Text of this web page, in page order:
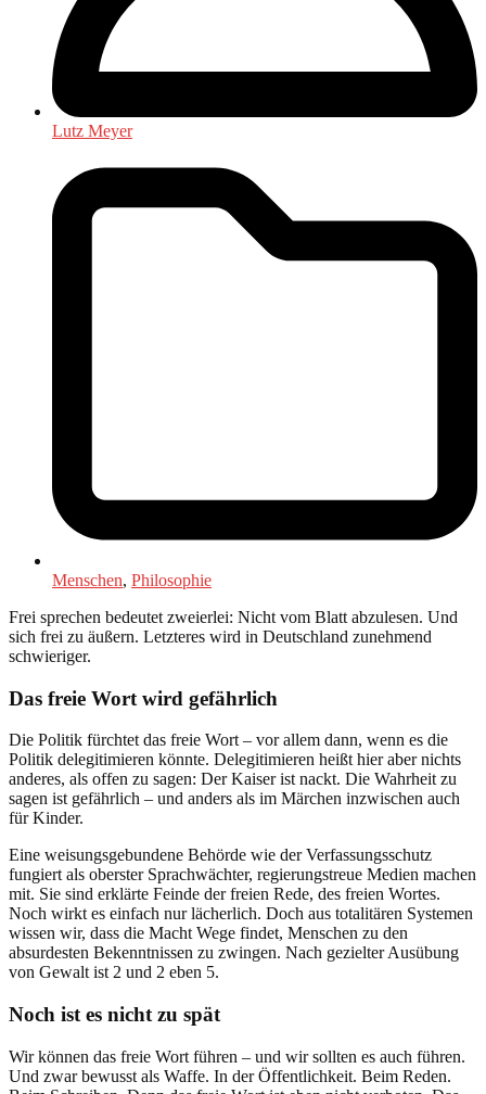
Lutz Meyer
Menschen, Philosophie
Frei sprechen bedeutet zweierlei: Nicht vom Blatt abzulesen. Und
sich frei zu äußern. Letzteres wird in Deutschland zunehmend
schwieriger.
Das freie Wort wird gefährlich
Die Politik fürchtet das freie Wort – vor allem dann, wenn es die
Politik delegitimieren könnte. Delegitimieren heißt hier aber nichts
anderes, als offen zu sagen: Der Kaiser ist nackt. Die Wahrheit zu
sagen ist gefährlich – und anders als im Märchen inzwischen auch
für Kinder.
Eine weisungsgebundene Behörde wie der Verfassungsschutz
fungiert als oberster Sprachwächter, regierungstreue Medien machen
mit. Sie sind erklärte Feinde der freien Rede, des freien Wortes.
Noch wirkt es einfach nur lächerlich. Doch aus totalitären Systemen
wissen wir, dass die Macht Wege findet, Menschen zu den
absurdesten Bekenntnissen zu zwingen. Nach gezielter Ausübung
von Gewalt ist 2 und 2 eben 5.
Noch ist es nicht zu spät
Wir können das freie Wort führen – und wir sollten es auch führen.
Und zwar bewusst als Waffe. In der Öffentlichkeit. Beim Reden.